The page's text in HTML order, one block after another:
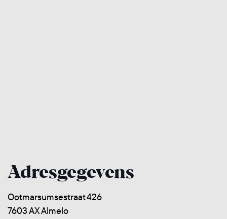
Adresgegevens
Ootmarsumsestraat 426
7603 AX Almelo